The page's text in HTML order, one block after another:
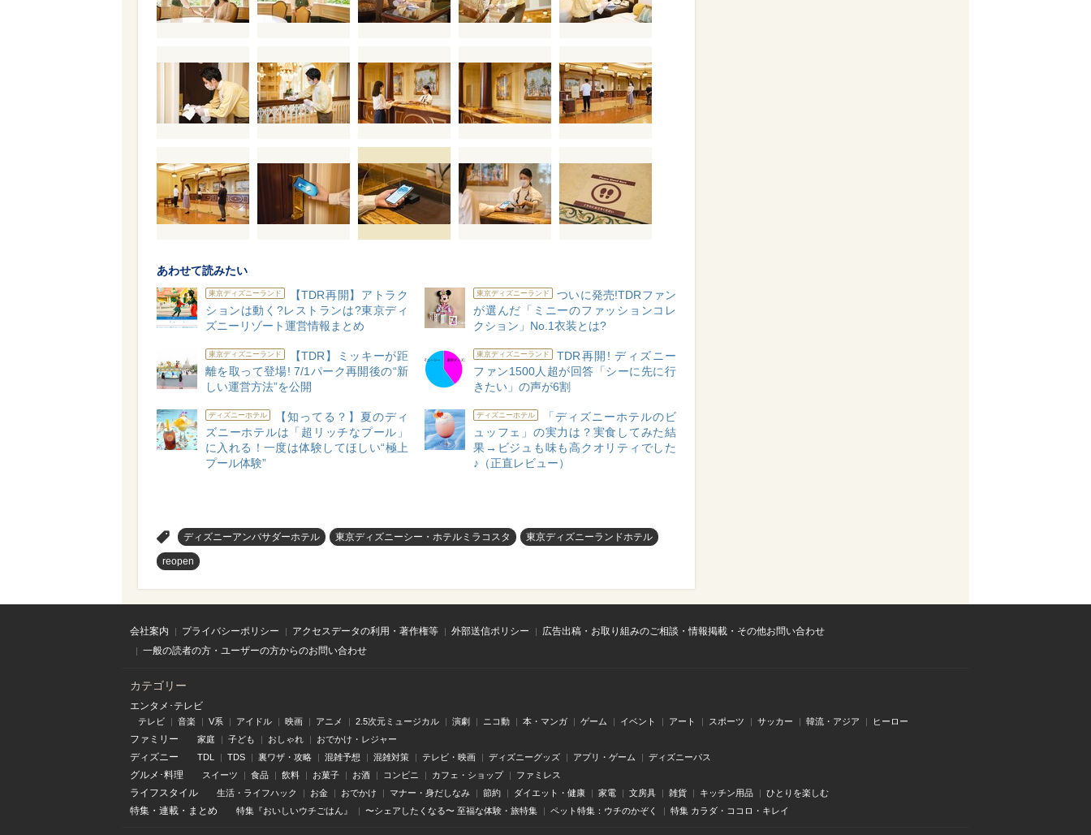
あわせて読みたい
東京ディズニーランド
【TDR再開】アトラク
ションは動く?レストランは?東京ディ
ズニーリゾート運営情報まとめ
東京ディズニーランド
ついに発売!TDRファン
が選んだ「ミニーのファッションコレ
クション」No.1衣装とは?
東京ディズニーランド
【TDR】ミッキーが距
離を取って登場! 7/1パーク再開後の“新
しい運営方法”を公開
東京ディズニーランド
TDR再開! ディズニー
ファン1500人超が回答「シーに先に行
きたい」の声が6割
ディズニーホテル
【知ってる？】夏のディ
ズニーホテルは「超リッチなプール」
に入れる！一度は体験してほしい“極上
プール体験”
ディズニーホテル
「ディズニーホテルのビ
ュッフェ」の実力は？実食してみた結
果→ビジュも味も高クオリティでした
♪（正直レビュー）
ディズニーアンバサダーホテル 東京ディズニーシー・ホテルミラコスタ 東京ディズニーランドホテル
reopen
会社案内 プライバシーポリシー アクセスデータの利用・著作権等 外部送信ポリシー
広告出稿・お取り組みのご相談・情報掲載・その他お問い合わせ
一般の読者の方・ユーザーの方からのお問い合わせ
カテゴリー
エンタメ･テレビ
テレビ 音楽 V系 アイドル 映画 アニメ 2.5次元ミュージカル 演劇 ニコ動 本・マンガ ゲーム イベント アート スポーツ サッカー 韓流・アジア ヒーロー
ファミリー 家庭 子ども おしゃれ おでかけ・レジャー
ディズニー TDL TDS 裏ワザ・攻略 混雑予想 混雑対策 テレビ・映画 ディズニーグッズ アプリ・ゲーム ディズニーパス
グルメ･料理 スイーツ 食品 飲料 お菓子 お酒 コンビニ カフェ・ショップ ファミレス
ライフスタイル 生活・ライフハック お金 おでかけ マナー・身だしなみ 節約 ダイエット・健康 家電 文房具 雑貨 キッチン用品 ひとりを楽しむ
特集 ・ 連載 ・ まとめ 特集『おいしいウチごはん』 〜シェアしたくなる〜 至福な体験・旅特集 ペット特集：ウチのかぞく 特集 カラダ・ココロ・キレイ